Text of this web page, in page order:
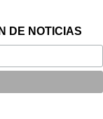
DE NOTICIAS